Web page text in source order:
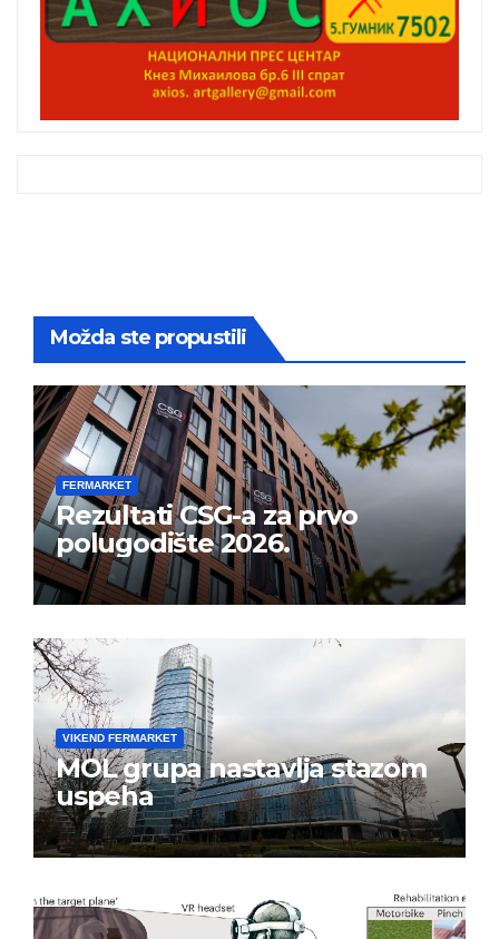
Možda ste propustili
FERMARKET
Rezultati CSG-a za prvo
polugodište 2026.
VIKEND FERMARKET
MOL grupa nastavlja stazom
uspeha